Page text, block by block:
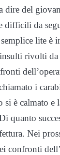
dire del
difficili da
lite è
rivolti da
i
è calmato e
quanto
Nei
confronti